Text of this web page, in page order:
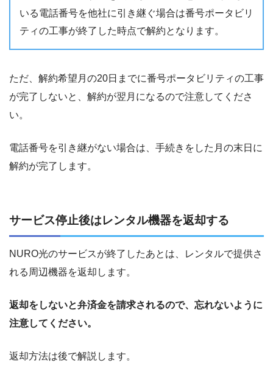
いる電話番号を他社に引き継ぐ場合は番号ポータビリ
ティの工事が終了した時点で解約となります。
ただ、解約希望月の20日までに番号ポータビリティの工事
が完了しないと、解約が翌月になるので注意してくださ
い。
電話番号を引き継がない場合は、手続きをした月の末日に
解約が完了します。
サービス停止後はレンタル機器を返却する
NURO光のサービスが終了したあとは、レンタルで提供さ
れる周辺機器を返却します。
返却をしないと弁済金を請求されるので、忘れないように
注意してください。
返却方法は後で解説します。